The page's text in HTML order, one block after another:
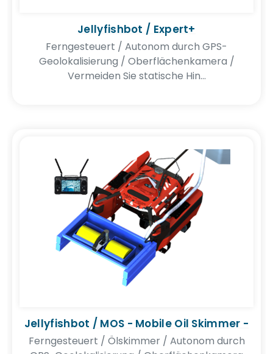
Jellyfishbot / Expert+
Ferngesteuert / Autonom durch GPS-
Geolokalisierung / Oberflächenkamera /
Vermeiden Sie statische Hin...
Jellyfishbot / MOS - Mobile Oil Skimmer -
Ferngesteuert / Ölskimmer / Autonom durch